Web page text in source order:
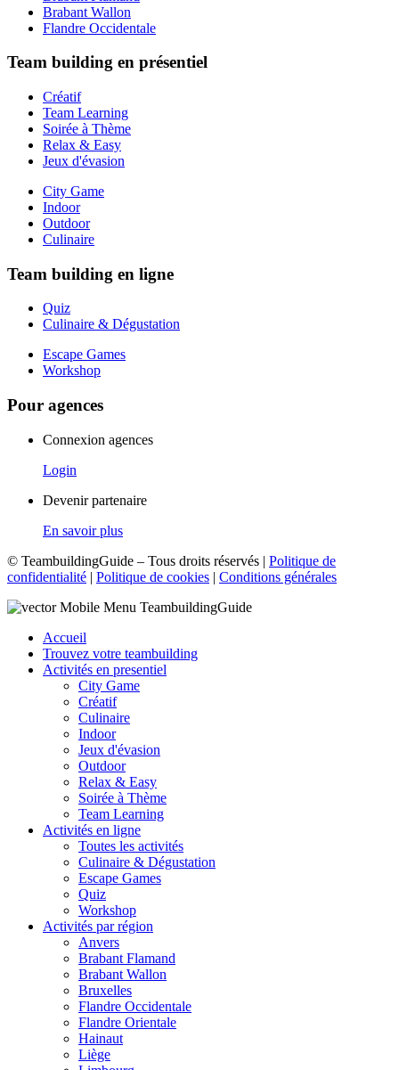
Brabant Wallon
Flandre Occidentale
Team building en présentiel
Créatif
Team Learning
Soirée à Thème
Relax & Easy
Jeux d'évasion
City Game
Indoor
Outdoor
Culinaire
Team building en ligne
Quiz
Culinaire & Dégustation
Escape Games
Workshop
Pour agences
Connexion agences
Login
Devenir partenaire
En savoir plus
© TeambuildingGuide – Tous droits réservés | Politique de
confidentialité | Politique de cookies | Conditions générales
Accueil
Trouvez votre teambuilding
Activités en presentiel
City Game
Créatif
Culinaire
Indoor
Jeux d'évasion
Outdoor
Relax & Easy
Soirée à Thème
Team Learning
Activités en ligne
Toutes les activités
Culinaire & Dégustation
Escape Games
Quiz
Workshop
Activités par région
Anvers
Brabant Flamand
Brabant Wallon
Bruxelles
Flandre Occidentale
Flandre Orientale
Hainaut
Liège